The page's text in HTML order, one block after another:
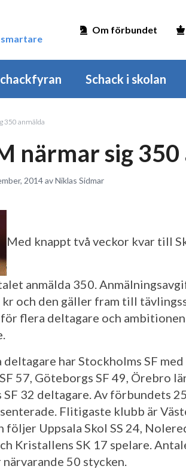
smartare
Om förbundet
Schack i skolan
350 anmälda
närmar sig
2014 av Niklas Sidmar
Med knappt två veckor kvar till
anmälda 350.
kr och den gäller fram till
flera deltagare och
deltagare har Stockholms SF
57, Göteborgs SF 49, Örebro
SF 32 deltagare. Av förbundets
Flitigaste klubb är
följer Uppsala Skol SS 24,
Kristallens SK 17 spelare.
50 stycken.